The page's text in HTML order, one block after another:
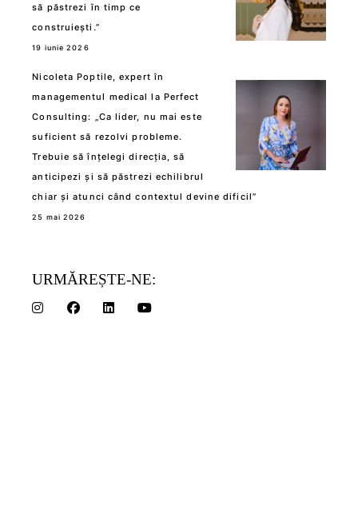
să păstrezi în timp ce
construiești.”
19 iunie 2026
Nicoleta Poptile, expert în
managementul medical la Perfect
Consulting: „Ca lider, nu mai este
suficient să rezolvi probleme.
Trebuie să înțelegi direcția, să
anticipezi și să păstrezi echilibrul
chiar și atunci când contextul devine dificil”
25 mai 2026
URMĂREȘTE-NE: